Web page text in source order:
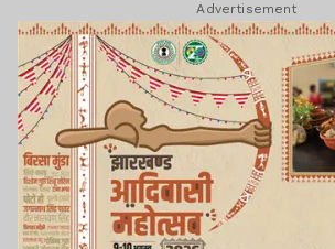
Advertisement